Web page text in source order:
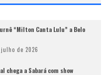
“Milton Canta Lulu” a Belo
julho de 2026
chega a Sabará com show